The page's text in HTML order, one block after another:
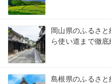
岡山県のふるさ
ら使い道まで徹底
島根県のふるさ